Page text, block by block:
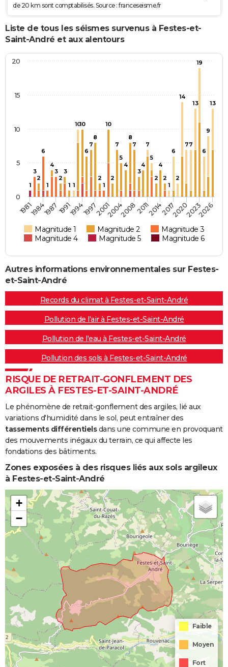
de 20 km sont comptabilisés. Source : franceseisme.fr
Liste de tous les séismes survenus à Festes-et-
Saint-André et aux alentours
1
3
2
6
1
4
3
2
3
1 1
1010
6
7
8
2
1
10
2
7
5
4
8
7
3
4
7
5
2
4
2
1
6
2
14
77
13
19
6
9
13
Magnitude 1 Magnitude 2
Magnitude 3
Magnitude 4
Magnitude 5 Magnitude 6
198119841987199119941997200120042008201120142017202020232026
0
5
10
15
20
Autres informations environnementales sur Festes-
et-Saint-André
Records du climat à Festes-et-Saint-André
Pollution de l'air à Festes-et-Saint-André
Pollution de l'eau à Festes-et-Saint-André
Pollution des sols à Festes-et-Saint-André
RISQUE DE RETRAIT-GONFLEMENT DES
ARGILES À FESTES-ET-SAINT-ANDRÉ
Le phénomène de retrait-gonflement des argiles, lié aux
variations d'humidité dans le sol, peut entraîner des
tassements différentielsdans une commune en provoquant
des mouvements inégaux du terrain, ce qui affecte les
fondations des bâtiments.
Zones exposées à des risques liés aux sols argileux
à Festes-et-Saint-André
+
−
Faible
Moyen
Fort